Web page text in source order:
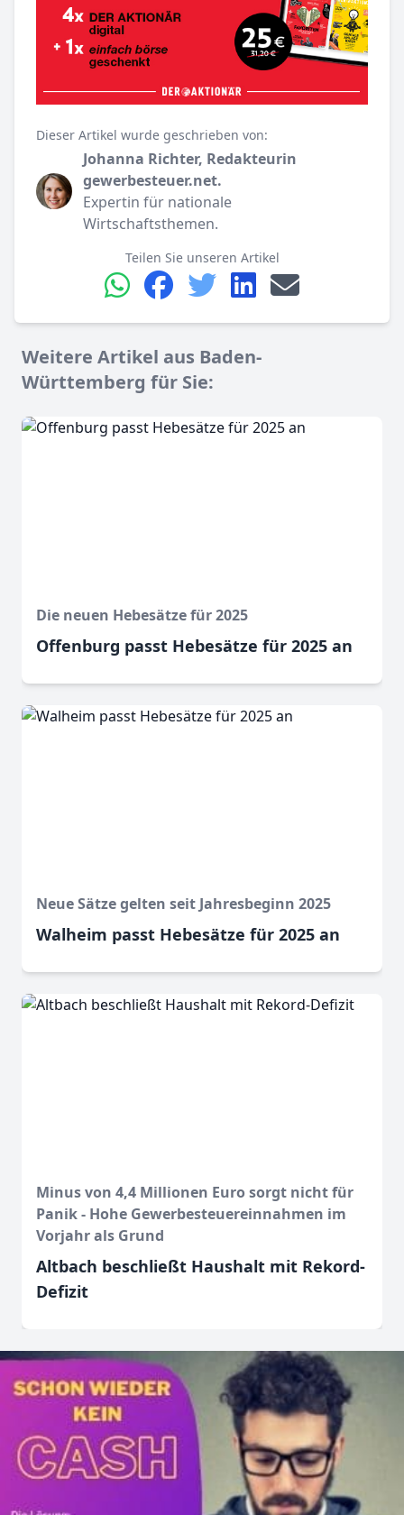
Dieser Artikel wurde geschrieben von:
Johanna Richter, Redakteurin
gewerbesteuer.net.
Expertin für nationale
Wirtschaftsthemen.
Teilen Sie unseren Artikel
Weitere Artikel aus Baden-
Württemberg für Sie:
Die neuen Hebesätze für 2025
Offenburg passt Hebesätze für 2025 an
Neue Sätze gelten seit Jahresbeginn 2025
Walheim passt Hebesätze für 2025 an
Minus von 4,4 Millionen Euro sorgt nicht für
Panik - Hohe Gewerbesteuereinnahmen im
Vorjahr als Grund
Altbach beschließt Haushalt mit Rekord-
Defizit